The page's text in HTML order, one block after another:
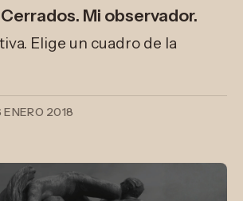
Mi observador.
Elige un cuadro de la
ENERO 2018